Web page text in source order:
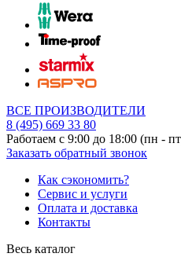
ВСЕ ПРОИЗВОДИТЕЛИ
8 (495) 669 33 80
Работаем с 9:00 до 18:00 (пн -
Заказать обратный звонок
Как сэкономить?
Сервис и услуги
Оплата и доставка
Контакты
Весь каталог